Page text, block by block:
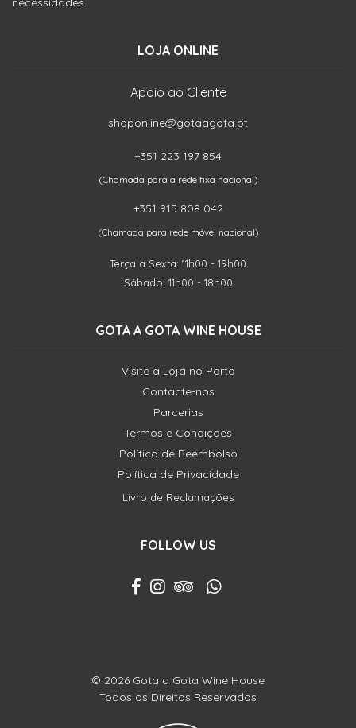
LOJA ONLINE
Apoio ao Cliente
shoponline@gotaagota.pt
+351 223 197 854
(Chamada para a rede fixa nacional)
+351 915 808 042
(Chamada para rede móvel nacional)
Terça a Sexta: 11h00 - 19h00
Sábado: 11h00 - 18h00
GOTA A GOTA WINE HOUSE
Visite a Loja no Porto
Contacte-nos
Parcerias
Termos e Condições
Política de Reembolso
Política de Privacidade
Livro de Reclamações
FOLLOW US
© 2026 Gota a Gota Wine House
Todos os Direitos Reservados